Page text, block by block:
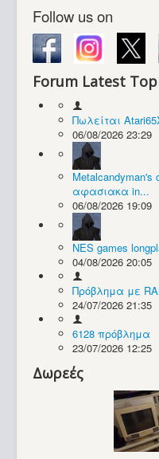
Συλλογές / Projects
Follow us on
Forum Latest
Πωλείται
06/08/2026 23:29
αφασιακα in...
06/08/2026 19:09
NES games
04/08/2026 20:05
Πρόβλημα με
24/07/2026 21:35
6128 πρόβλημα
23/07/2026 12:25
Δωρεές